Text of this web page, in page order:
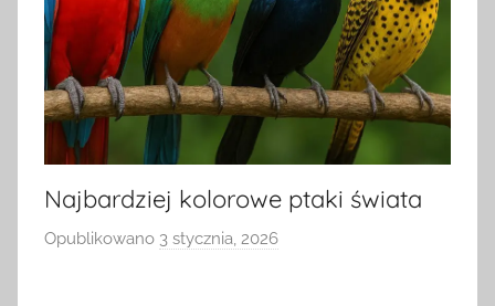
Najbardziej kolorowe ptaki świata
Opublikowano 3 stycznia, 2026